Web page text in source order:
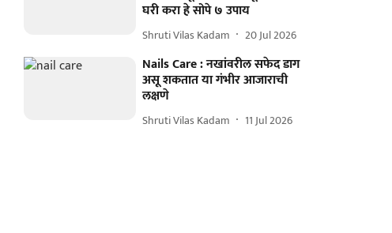
घरी करा हे सोपे ७ उपाय
Shruti Vilas Kadam 20 Jul 2026
Nails Care : नखांवरील सफेद डाग
असू शकतात या गंभीर आजाराची
लक्षणे
Shruti Vilas Kadam 11 Jul 2026